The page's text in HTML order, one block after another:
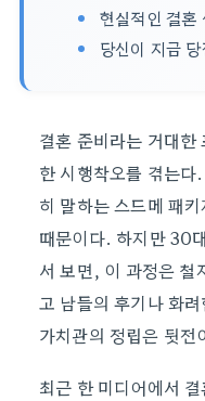
현실적인 결혼
당신이 지금
결혼 준비라는 거대
한 시행착오를 겪는
히 말하는 스드메 패
때문이다. 하지만 30
서 보면, 이 과정은 철
고 남들의 후기나 화
가치관의 정립은 뒷전
최근 한 미디어에서